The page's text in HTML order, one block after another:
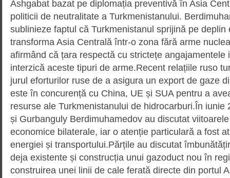
Ashgabat bazat pe diplomația preventivă în Asia
politicii de neutralitate a Turkmenistanului.
sublinieze faptul că Turkmenistanul sprijină pe
transforma Asia Centrală într-o zona fără arme
afirmând că țara respectă cu strictețe angajamentele
interzică aceste tipuri de arme.Recent relațiile ruso
jurul eforturilor ruse de a asigura un export de gaze
este în concurență cu China, UE și SUA pentru a
resurse ale Turkmenistanului de hidrocarburi.În iunie
și Gurbanguly Berdimuhamedov au discutat
economice bilaterale, iar o atenție particulară a fost
energiei și transportului.Părțile au discutat
deja existente și construcția unui gazoduct nou în
construirea unei linii de cale ferată directe din portul